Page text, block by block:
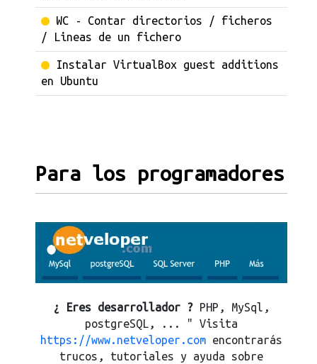
WC - Contar directorios / ficheros
/ Lineas de un fichero
Instalar VirtualBox guest additions
en Ubuntu
Para los programadores
¿ Eres desarrollador ? PHP, MySql,
postgreSQL, ... " Visita
https://www.netveloper.com encontrarás
trucos, tutoriales y ayuda sobre